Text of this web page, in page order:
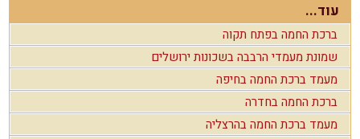
עוד...
ברכת החמה בפתח תקוה
שמונת מעמדי הרבבה בשכונות ירושלים
מעמד ברכת החמה בחיפה
ברכת החמה בחדרה
מעמד ברכת החמה בהרצליה